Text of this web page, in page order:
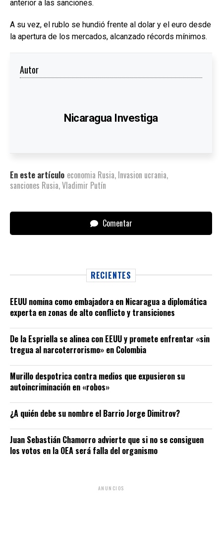
anterior a las sanciones.
A su vez, el rublo se hundió frente al dolar y el euro desde
la apertura de los mercados, alcanzado récords mínimos.
Autor
Nicaragua Investiga
En este artículo economia Rusia, Invasion ucrania,
sanciones Rusia,Vladimir Putín
Comentar
RECIENTES
EEUU nomina como embajadora en Nicaragua a diplomática
experta en zonas de alto conflicto y transiciones
De la Espriella se alinea con EEUU y promete enfrentar «sin
tregua al narcoterrorismo» en Colombia
Murillo despotrica contra medios que expusieron su
autoincriminación en «robos»
¿A quién debe su nombre el Barrio Jorge Dimitrov?
Juan Sebastián Chamorro advierte que si no se consiguen
los votos en la OEA será falla del organismo
ANUNCIOS